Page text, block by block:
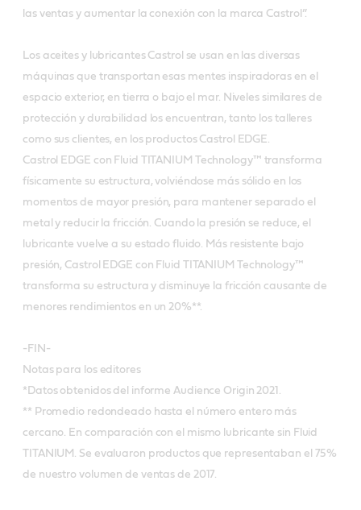
las ventas y aumentar la conexión con la marca Castrol”.
Los aceites y lubricantes Castrol se usan en las diversas
máquinas que transportan esas mentes inspiradoras en el
espacio exterior, en tierra o bajo el mar. Niveles similares de
protección y durabilidad los encuentran, tanto los talleres
como sus clientes, en los productos Castrol EDGE.
Castrol EDGE con Fluid TITANIUM Technology™ transforma
físicamente su estructura, volviéndose más sólido en los
momentos de mayor presión, para mantener separado el
metal y reducir la fricción. Cuando la presión se reduce, el
lubricante vuelve a su estado fluido. Más resistente bajo
presión, Castrol EDGE con Fluid TITANIUM Technology™
transforma su estructura y disminuye la fricción causante de
menores rendimientos en un 20%**.
-FIN-
Notas para los editores
*Datos obtenidos del informe Audience Origin 2021.
** Promedio redondeado hasta el número entero más
cercano. En comparación con el mismo lubricante sin Fluid
TITANIUM. Se evaluaron productos que representaban el 75%
de nuestro volumen de ventas de 2017.